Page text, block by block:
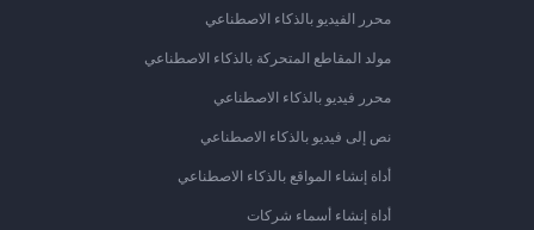
محرر الفيديو بالذكاء الاصطناعي
مولد المقاطع المتحركة بالذكاء الاصطناعي
محرر فيديو بالذكاء الاصطناعي
نص إلى فيديو بالذكاء الاصطناعي
أداة إنشاء المواقع بالذكاء الاصطناعي
أداة إنشاء أسماء شركات